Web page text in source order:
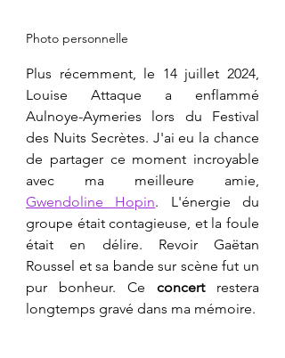
Photo personnelle
Plus récemment, le 14 juillet 2024,
Louise Attaque a enflammé
Aulnoye-Aymeries lors du Festival
des Nuits Secrètes. J'ai eu la chance
de partager ce moment incroyable
Gwendoline Hopin. L'énergie du
groupe était contagieuse, et la foule
était en délire. Revoir Gaëtan
Roussel et sa bande sur scène fut un
pur bonheur. Ce concert restera
longtemps gravé dans ma mémoire.